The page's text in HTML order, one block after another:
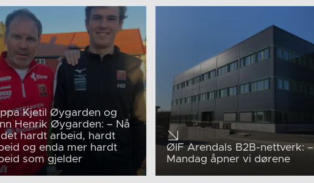
Kjetil Øygarden og
Henrik Øygarden: – Nå
hardt arbeid, hardt
og enda mer hardt
som gjelder
ØIF Arendals B2B-nettverk: –
Mandag åpner vi dørene